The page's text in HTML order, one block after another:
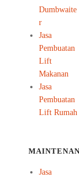
Dumbwaite
r
Jasa
Pembuatan
Lift
Makanan
Jasa
Pembuatan
Lift Rumah
Jasa